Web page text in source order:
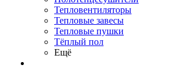
Тепловентиляторы
Тепловые завесы
Тепловые пушки
Тёплый пол
Ещё